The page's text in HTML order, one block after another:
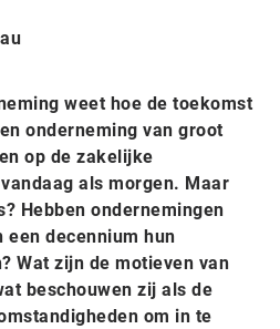
weet hoe de toekomst
onderneming van groot
op de zakelijke
als morgen. Maar
Hebben ondernemingen
een decennium hun
Wat zijn de motieven van
beschouwen zij als de
om in te